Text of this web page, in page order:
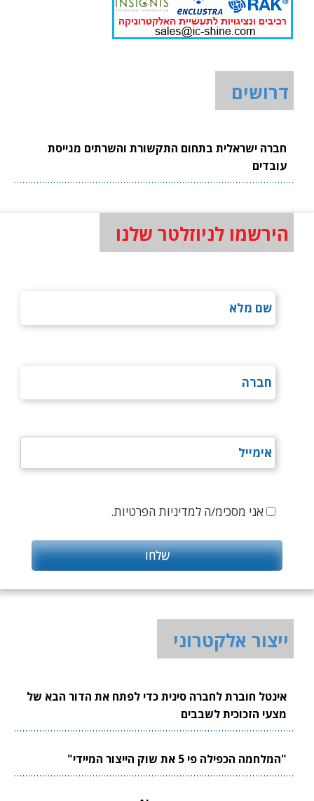
דרושים
חברה ישראלית בתחום התקשורת והשרתים מגייסת
עובדים
הירשמו לניוזלטר שלנו
אני מסכימ/ה למדיניות הפרטיות.
ייצור אלקטרוני
אינטל חוברת לחברה סינית כדי לפתח את הדור הבא של
מצעי הזכוכית לשבבים
"המלחמה הכפילה פי 5 את שוק הייצור המיידי"